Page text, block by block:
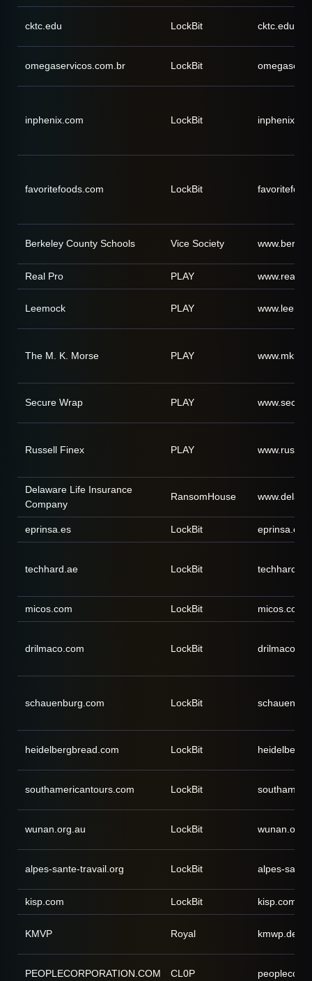
cktc.edu LockBit cktc.edu
omegaservicos.com.br LockBit
inphenix.com LockBit
favoritefoods.com LockBit
Berkeley County Schools Vice Society
Real Pro PLAY
Leemock PLAY
The M. K. Morse PLAY
Secure Wrap PLAY
Russell Finex PLAY
Delaware Life Insurance
Company
RansomHouse
eprinsa.es LockBit eprinsa.es
techhard.ae LockBit techhard.ae
micos.com LockBit micos.com
drilmaco.com LockBit
schauenburg.com LockBit
heidelbergbread.com LockBit
southamericantours.com LockBit
wunan.org.au LockBit
alpes-sante-travail.org LockBit alpes-
kisp.com LockBit kisp.com
KMVP Royal kmwp.de
PEOPLECORPORATION.COM CL0P